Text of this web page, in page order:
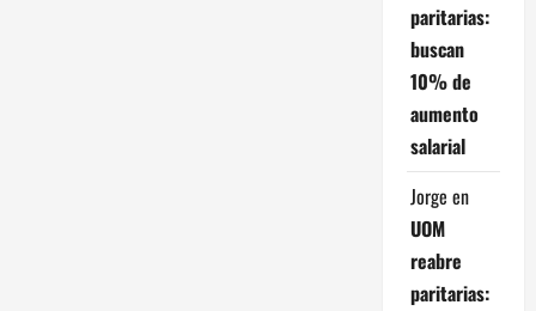
paritarias:
buscan
10% de
aumento
salarial
Jorge en
UOM
reabre
paritarias: